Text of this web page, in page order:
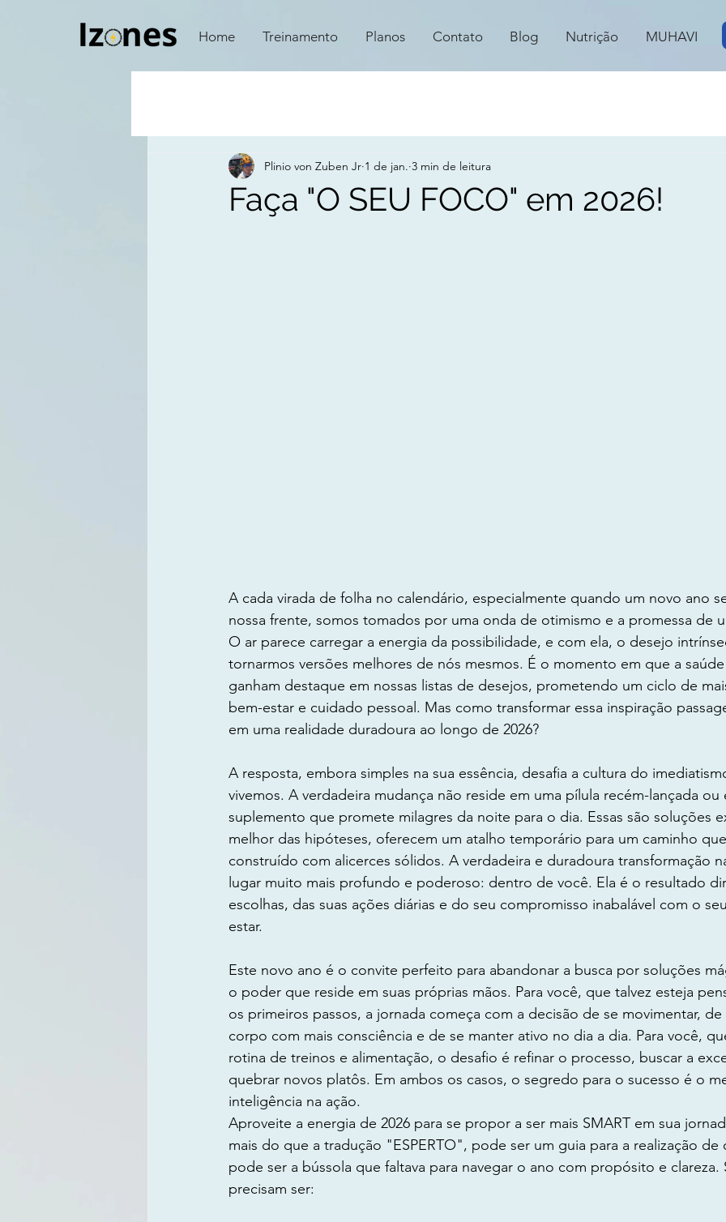
Home Treinamento Planos Contato Blog Nutrição MUHAVI
Faça "O SEU FOCO" em 2026!
Plinio von Zuben Jr 1 de jan. 3 min de leitura
A cada virada de folha no calendário, especialmente quando um novo ano
nossa frente, somos tomados por uma onda de otimismo e a promessa de
O ar parece carregar a energia da possibilidade, e com ela, o desejo
tornarmos versões melhores de nós mesmos. É o momento em que a
ganham destaque em nossas listas de desejos, prometendo um ciclo de
bem-estar e cuidado pessoal. Mas como transformar essa inspiração
em uma realidade duradoura ao longo de 2026?
A resposta, embora simples na sua essência, desafia a cultura do
vivemos. A verdadeira mudança não reside em uma pílula recém-lançada
suplemento que promete milagres da noite para o dia. Essas são soluções
melhor das hipóteses, oferecem um atalho temporário para um caminho
construído com alicerces sólidos. A verdadeira e duradoura transformação
lugar muito mais profundo e poderoso: dentro de você. Ela é o resultado
escolhas, das suas ações diárias e do seu compromisso inabalável com o
estar.
Este novo ano é o convite perfeito para abandonar a busca por soluções
o poder que reside em suas próprias mãos. Para você, que talvez esteja
os primeiros passos, a jornada começa com a decisão de se movimentar,
corpo com mais consciência e de se manter ativo no dia a dia. Para você,
rotina de treinos e alimentação, o desafio é refinar o processo, buscar a
quebrar novos platôs. Em ambos os casos, o segredo para o sucesso é o
inteligência na ação.
Aproveite a energia de 2026 para se propor a ser mais SMART em sua
mais do que a tradução "ESPERTO", pode ser um guia para a realização
pode ser a bússola que faltava para navegar o ano com propósito e clareza.
precisam ser: